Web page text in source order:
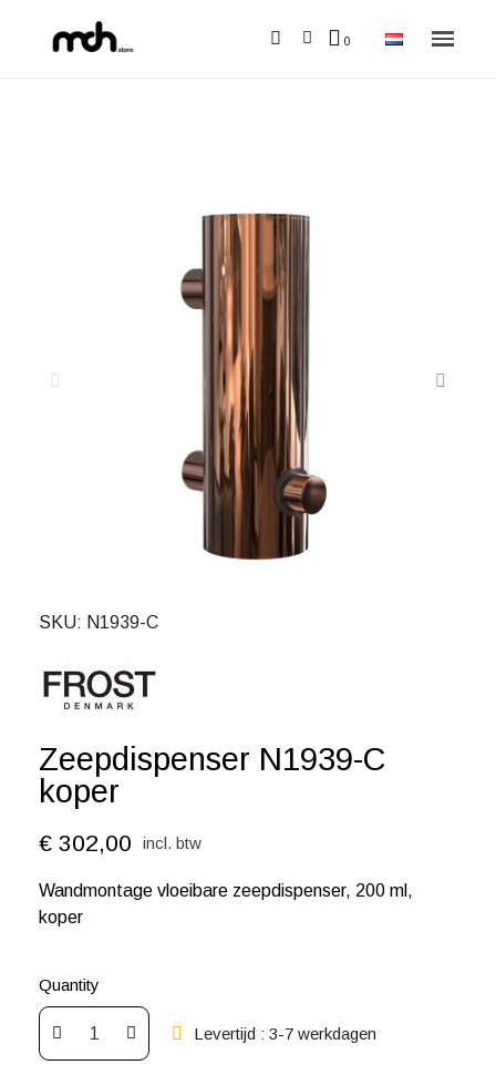
SKU N1939-C
Zeepdispenser N1939-C
koper
€ 302,00 incl. btw
Wandmontage vloeibare zeepdispenser, 200 ml,
koper
Quantity
Levertijd : 3-7 werkdagen